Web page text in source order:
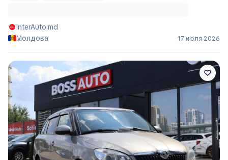
InterAuto.md
Молдова
17 июля 2026